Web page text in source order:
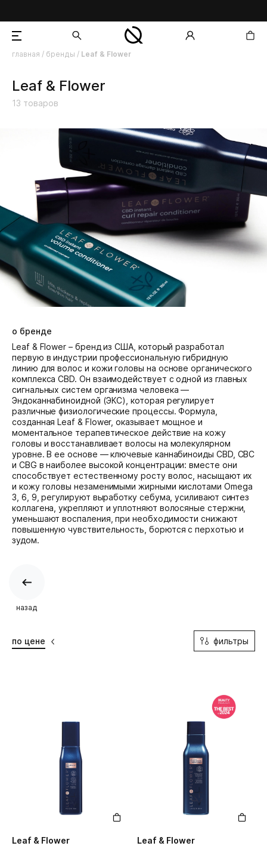
главная / бренды / Leaf & Flower
Leaf & Flower
13 товаров
о бренде
Leaf & Flower – бренд из США, который разработал
первую в индустрии профессиональную гибридную
линию для волос и кожи головы на основе органического
комплекса CBD. Он взаимодействует с одной из главных
сигнальных систем организма человека —
Эндоканнабиноидной (ЭКС), которая регулирует
различные физиологические процессы. Формула,
созданная Leaf & Flower, оказывает мощное и
моментальное терапевтическое действие на кожу
головы и восстанавливает волосы на молекулярном
уровне. В ее основе — ключевые каннабиноиды CBD, CBC
и CBG в наиболее высокой концентрации: вместе они
способствует естественному росту волос, насыщают их
и кожу головы незаменимыми жирными кислотами Omega
3, 6, 9, регулируют выработку себума, усиливают синтез
коллагена, укрепляют и уплотняют волосяные стержни,
уменьшают воспаления, при необходимости снижают
повышенную чувствительность, борются с перхотью и
зудом.
назад
по цене фильтры
Leaf & Flower Leaf & Flower